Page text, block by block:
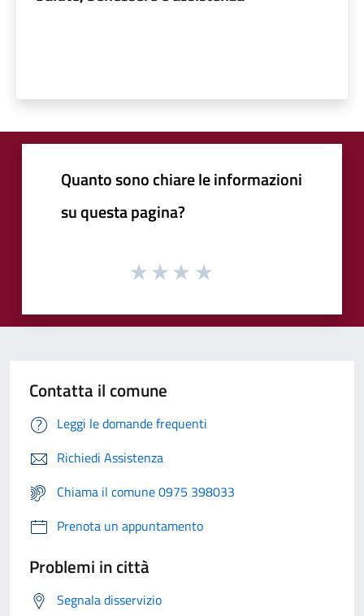
Quanto sono chiare le informazioni
su questa pagina?
Contatta il comune
Leggi le domande frequenti
Richiedi Assistenza
Chiama il comune 0975 398033
Prenota un appuntamento
Problemi in città
Segnala disservizio